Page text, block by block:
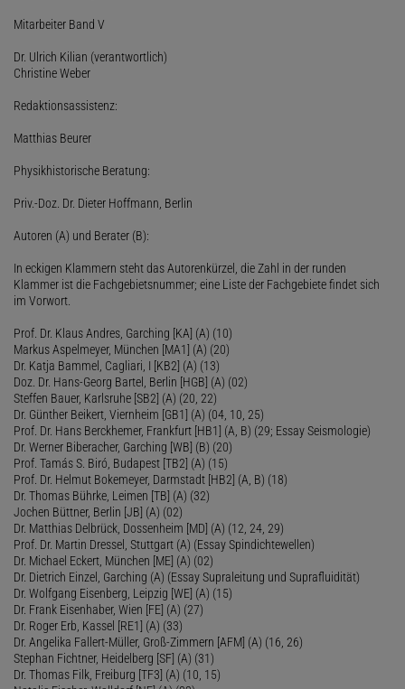
Mitarbeiter Band V
Dr. Ulrich Kilian (verantwortlich)
Christine Weber
Redaktionsassistenz:
Matthias Beurer
Physikhistorische Beratung:
Priv.-Doz. Dr. Dieter Hoffmann, Berlin
Autoren (A) und Berater (B):
In eckigen Klammern steht das Autorenkürzel, die Zahl in der runden
Klammer ist die Fachgebietsnummer; eine Liste der Fachgebiete findet sich
im Vorwort.
Prof. Dr. Klaus Andres, Garching [KA] (A) (10)
Markus Aspelmeyer, München [MA1] (A) (20)
Dr. Katja Bammel, Cagliari, I [KB2] (A) (13)
Doz. Dr. Hans-Georg Bartel, Berlin [HGB] (A) (02)
Steffen Bauer, Karlsruhe [SB2] (A) (20, 22)
Dr. Günther Beikert, Viernheim [GB1] (A) (04, 10, 25)
Prof. Dr. Hans Berckhemer, Frankfurt [HB1] (A, B) (29; Essay Seismologie)
Dr. Werner Biberacher, Garching [WB] (B) (20)
Prof. Tamás S. Biró, Budapest [TB2] (A) (15)
Prof. Dr. Helmut Bokemeyer, Darmstadt [HB2] (A, B) (18)
Dr. Thomas Bührke, Leimen [TB] (A) (32)
Jochen Büttner, Berlin [JB] (A) (02)
Dr. Matthias Delbrück, Dossenheim [MD] (A) (12, 24, 29)
Prof. Dr. Martin Dressel, Stuttgart (A) (Essay Spindichtewellen)
Dr. Michael Eckert, München [ME] (A) (02)
Dr. Dietrich Einzel, Garching (A) (Essay Supraleitung und Suprafluidität)
Dr. Wolfgang Eisenberg, Leipzig [WE] (A) (15)
Dr. Frank Eisenhaber, Wien [FE] (A) (27)
Dr. Roger Erb, Kassel [RE1] (A) (33)
Dr. Angelika Fallert-Müller, Groß-Zimmern [AFM] (A) (16, 26)
Stephan Fichtner, Heidelberg [SF] (A) (31)
Dr. Thomas Filk, Freiburg [TF3] (A) (10, 15)